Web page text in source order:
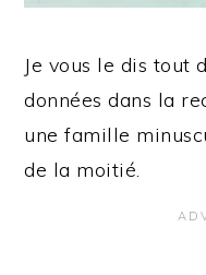
Je vous le dis tout
données dans la
une famille
de la moitié.